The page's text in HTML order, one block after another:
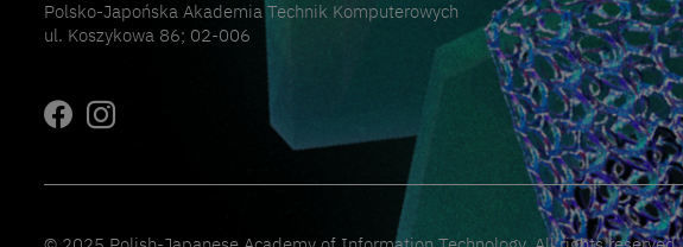
Polsko-Japońska Akademia Technik Komputerowych
ul. Koszykowa 86; 02-006